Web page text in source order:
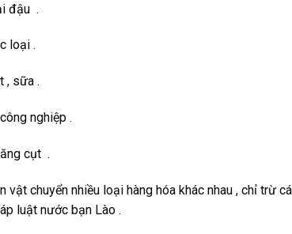
đậu .
loại .
, sữa .
nghiệp .
cụt .
chuyển nhiều loại hàng hóa khác nhau , chỉ trừ
luật nước bạn Lào .